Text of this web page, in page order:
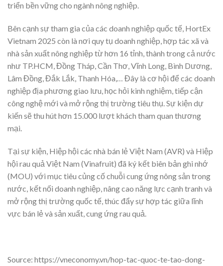
triển bền vững cho ngành nông nghiệp.
Bên cạnh sự tham gia của các doanh nghiệp quốc tế, HortEx
Vietnam 2025 còn là nơi quy tụ doanh nghiệp, hợp tác xã và
nhà sản xuất nông nghiệp từ hơn 16 tỉnh, thành trong cả nước
như TP.HCM, Đồng Tháp, Cần Thơ, Vĩnh Long, Bình Dương,
Lâm Đồng, Đắk Lắk, Thanh Hóa,… Đây là cơ hội để các doanh
nghiệp địa phương giao lưu, học hỏi kinh nghiệm, tiếp cận
công nghệ mới và mở rộng thị trường tiêu thụ. Sự kiện dự
kiến sẽ thu hút hơn 15.000 lượt khách tham quan thương
mại.
Tại sự kiện, Hiệp hội các nhà bán lẻ Việt Nam (AVR) và Hiệp
hội rau quả Việt Nam (Vinafruit) đã ký kết biên bản ghi nhớ
(MOU) với mục tiêu củng cố chuỗi cung ứng nông sản trong
nước, kết nối doanh nghiệp, nâng cao năng lực cạnh tranh và
mở rộng thị trường quốc tế, thúc đẩy sự hợp tác giữa lĩnh
vực bán lẻ và sản xuất, cung ứng rau quả.
Source: https://vneconomy.vn/hop-tac-quoc-te-tao-dong-